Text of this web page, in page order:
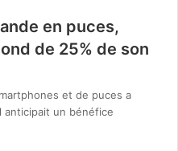
en puces,
de 25% de son
et de puces a
anticipait un bénéfice